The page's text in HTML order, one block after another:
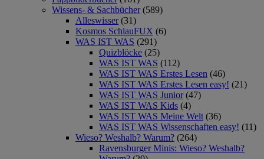
Wissens- & Sachbücher (589)
Alleswisser (31)
Kosmos SchlauFUX (6)
WAS IST WAS (291)
Quizblöcke (25)
WAS IST WAS (112)
WAS IST WAS Erstes Lesen (46)
WAS IST WAS Erstes Lesen easy! (21)
WAS IST WAS Junior (47)
WAS IST WAS Kids (4)
WAS IST WAS Meine Welt (36)
WAS IST WAS Wissenschaften easy! (11)
Wieso? Weshalb? Warum? (264)
Ravensburger Minis: Wieso? Weshalb?